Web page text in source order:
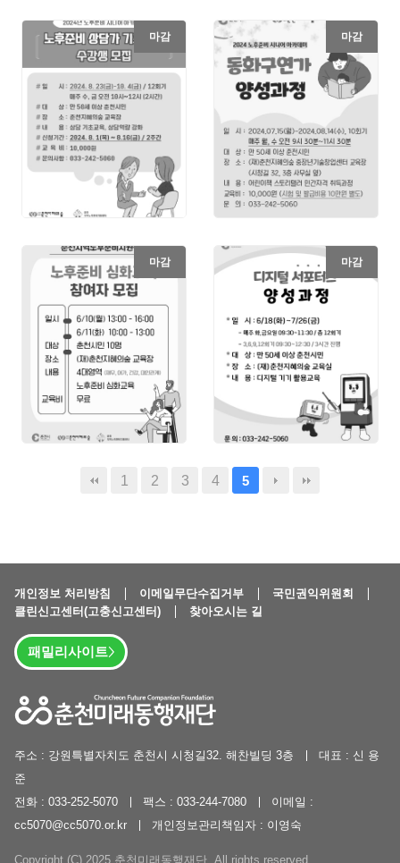
마감 마감
마감 마감
1 2 3 4 5
개인정보 처리방침 이메일무단수집거부
국민권익위원회
클린신고센터(고충신고센터)
찾아오시는 길
패밀리사이트
주소 : 강원특별자치도 춘천시 시청길32. 해찬빌딩 3층
대표 : 신 용
준
전화 : 033-252-5070
팩스 : 033-244-7080
이메일 :
cc5070@cc5070.or.kr
개인정보관리책임자 : 이영숙
Copyright (C) 2025 춘천미래동행재단. All rights reserved.